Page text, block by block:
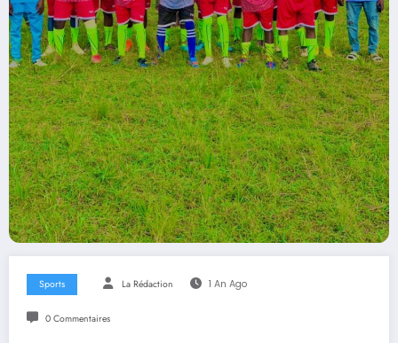
Sports La Rédaction 1 An Ago
0 Commentaires